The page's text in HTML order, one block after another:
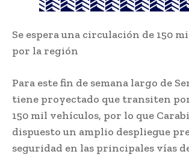
Se espera una circulación de 150
por la región
Para este fin de semana largo de
tiene proyectado que transiten
150 mil vehículos, por lo que
dispuesto un amplio despliegue
seguridad en las principales vías